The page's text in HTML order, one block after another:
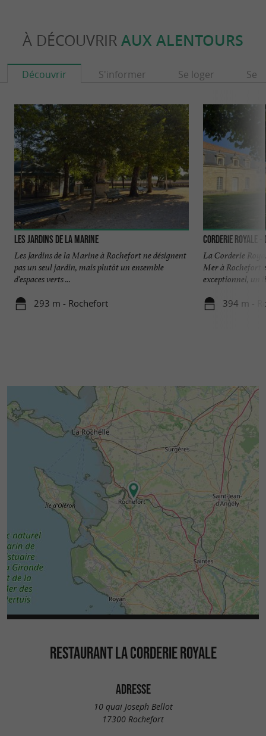
À DÉCOUVRIR AUX ALENTOURS
Découvrir S'informer Se loger Se
Les jardins de la marine
Les Jardins de la Marine à Rochefort ne désignent
pas un seul jardin, mais plutôt un ensemble
d'espaces verts ...
293 m - Rochefort
Corderie Royale
La Corderie
Mer à Rochefort
exceptionnel, un
394 m -
RESTAURANT LA CORDERIE ROYALE
ADRESSE
10 quai Joseph Bellot
17300 Rochefort